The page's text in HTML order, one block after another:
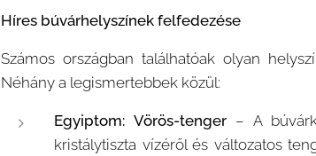
Híres búvárhelyszínek felfedezése
Számos országban találhatóak olyan
Néhány a legismertebbek közül:
Egyiptom: Vörös-tenger– A
kristálytiszta vízéről és változatos